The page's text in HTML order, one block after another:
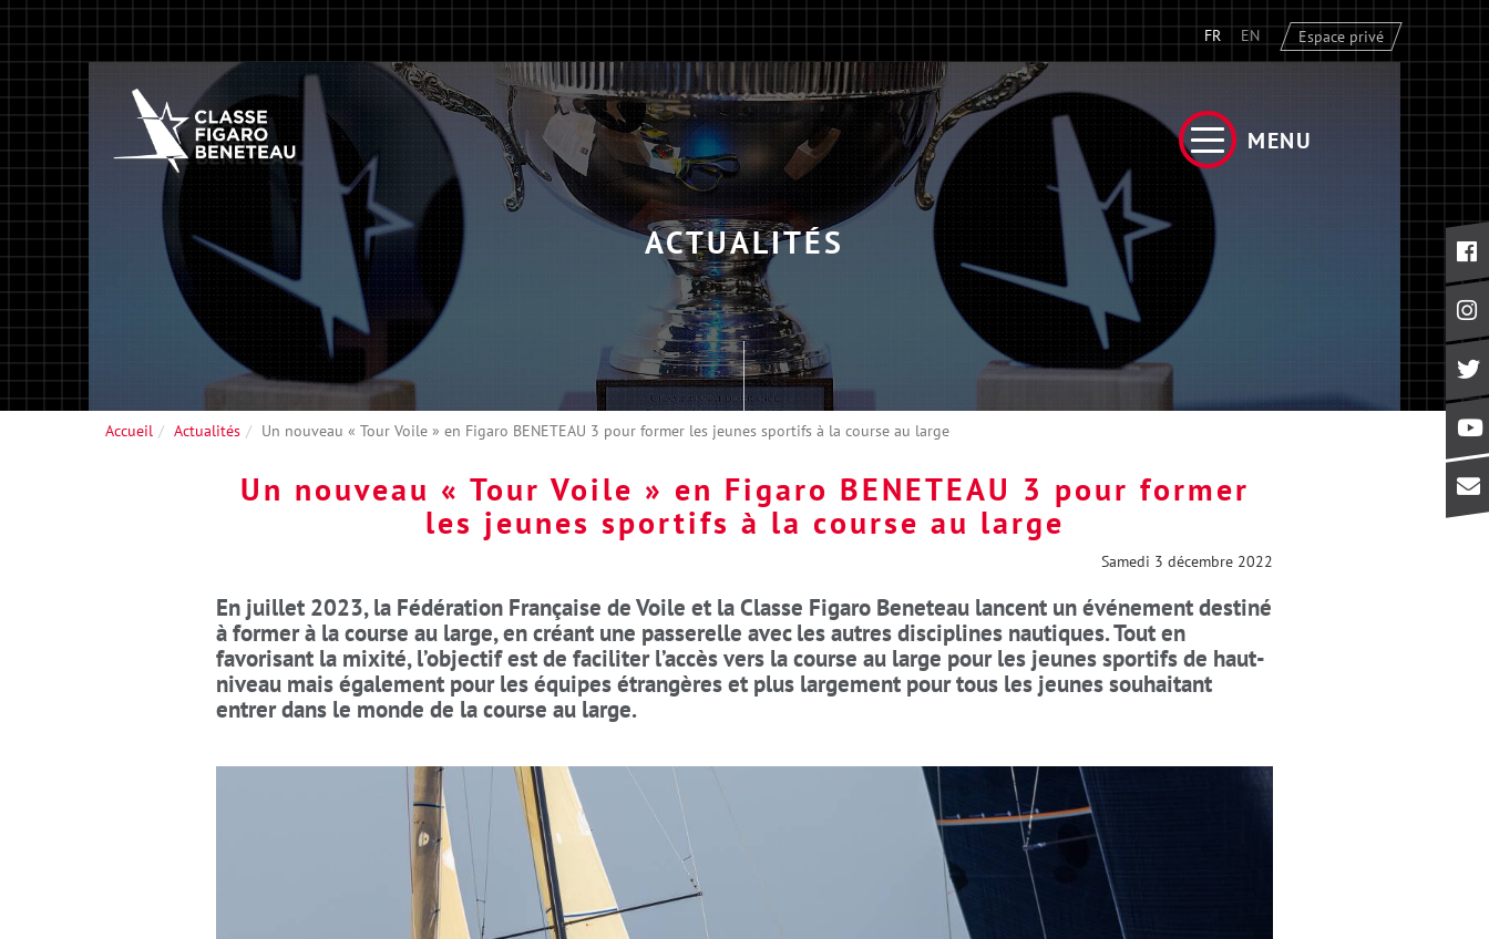
FR EN Espace privé
MENU
ACTUALITÉS
Accueil Actualités Un nouveau « Tour Voile » en Figaro BENETEAU 3 pour former les jeunes sportifs à la course au large
Un nouveau « Tour Voile » en Figaro BENETEAU 3 pour former
les jeunes sportifs à la course au large
Samedi 3 décembre 2022
En juillet 2023, la Fédération Française de Voile et la Classe Figaro Beneteau lancent un événement destiné
à former à la course au large, en créant une passerelle avec les autres disciplines nautiques. Tout en
favorisant la mixité, l’objectif est de faciliter l’accès vers la course au large pour les jeunes sportifs de haut-
niveau mais également pour les équipes étrangères et plus largement pour tous les jeunes souhaitant
entrer dans le monde de la course au large.